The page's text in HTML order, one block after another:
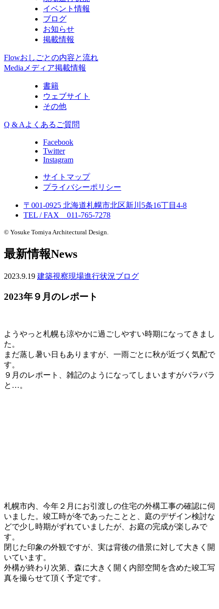
イベント情報
ブログ
お知らせ
掲載情報
Flowおしごとの内容と流れ
Media メディア掲載情報
書籍
ウェブサイト
その他
Q & A よくあるご質問
Facebook
Twitter
Instagram
サイトマップ
プライバシーポリシー
〒001-0925 北海道札幌市北区新川5条16丁目4-8
TEL / FAX 011-765-7278
© Yosuke Tomiya Architectural Design.
最新情報News
2023.9.19 建築視察現場進行状況ブログ
2023年９月のレポート
ようやっと札幌も涼やかに過ごしやすい時期になってきまし
た。
まだ蒸し暑い日もありますが、一雨ごとに秋が近づく気配で
す。
９月のレポート、雑記のようになってしまいますがバラバラ
と…。
札幌市内、今年２月にお引渡しの住宅の外構工事の確認に伺
いました。竣工時が冬であったことと、庭のデザイン検討な
どで少し時期がずれていましたが、お庭の完成が楽しみで
す。
閉じた印象の外観ですが、実は背後の借景に対して大きく開
いています。
外構が終わり次第、森に大きく開く内部空間を含めた竣工写
真を撮らせて頂く予定です。